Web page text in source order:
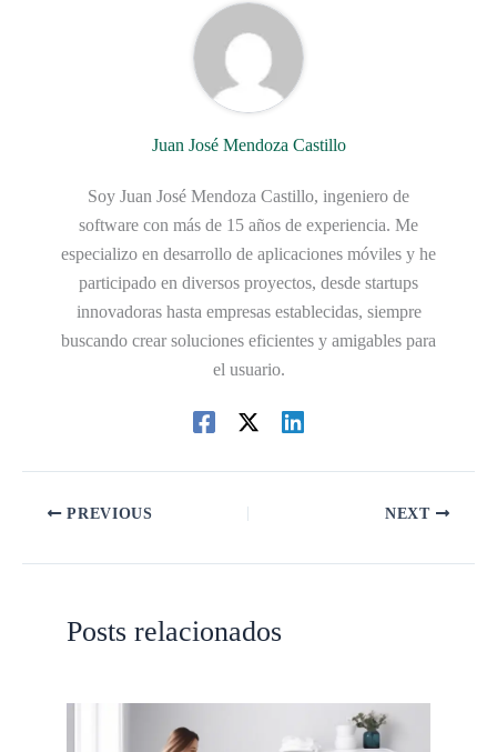
Juan José Mendoza Castillo
Soy Juan José Mendoza Castillo, ingeniero de
software con más de 15 años de experiencia. Me
especializo en desarrollo de aplicaciones móviles y he
participado en diversos proyectos, desde startups
innovadoras hasta empresas establecidas, siempre
buscando crear soluciones eficientes y amigables para
el usuario.
PREVIOUS NEXT
Posts relacionados